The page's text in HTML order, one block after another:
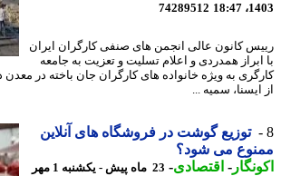
74289512
کانون عالی انجمن های صنفی کارگران ایران
همدردی و اعلام تسلیت و تعزیت به جامعه
به ویژه خانواده های کارگران جان باخته در معدن
سمیه ...
توزیع گوشت در فروشگاه های آنلاین
می شود؟
-اقتصادی-
23 ماه پیش - یکشنبه 1 مهر